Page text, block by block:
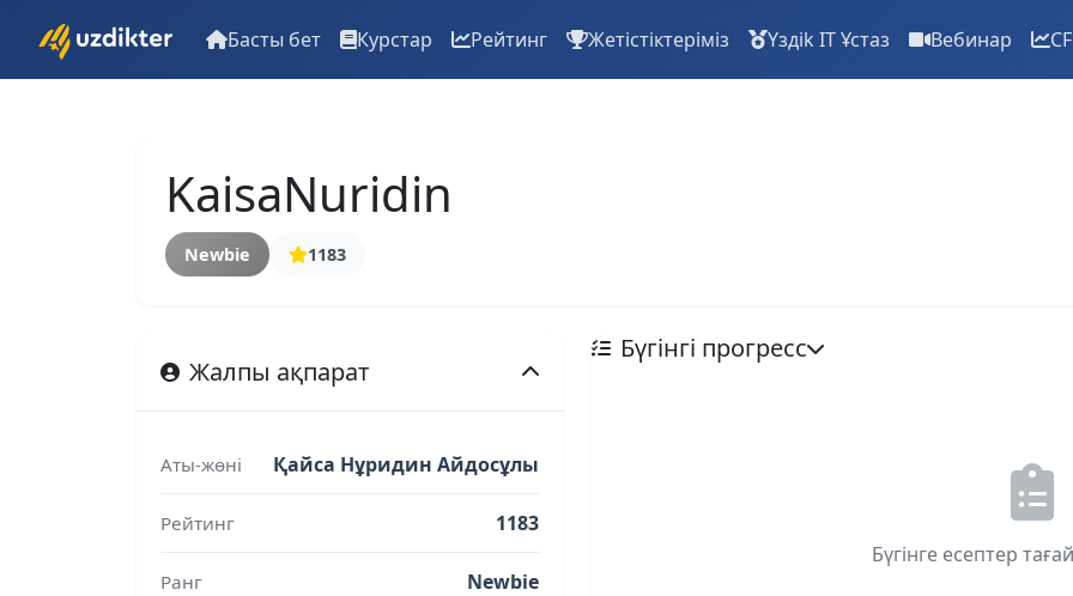
Басты бет Курстар Рейтинг Жетістіктеріміз Үздіk IT Ұстаз Вебинар
KaisaNuridin
Newbie 1183
Жалпы ақпарат
Аты-жөні Қайса Нұридин Айдосұлы
Рейтинг 1183
Ранг Newbie
Бүгінгі прогресс
Бүгінге есептер